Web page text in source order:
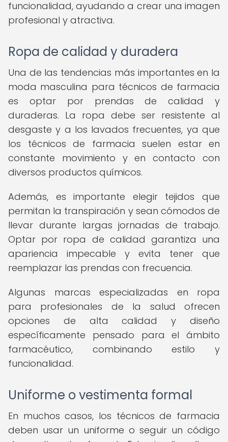
funcionalidad, ayudando a crear una imagen
profesional y atractiva.
Ropa de calidad y duradera
Una de las tendencias más importantes en la
moda masculina para técnicos de farmacia
es optar por prendas de calidad y
duraderas. La ropa debe ser resistente al
desgaste y a los lavados frecuentes, ya que
los técnicos de farmacia suelen estar en
constante movimiento y en contacto con
diversos productos químicos.
Además, es importante elegir tejidos que
permitan la transpiración y sean cómodos de
llevar durante largas jornadas de trabajo.
Optar por ropa de calidad garantiza una
apariencia impecable y evita tener que
reemplazar las prendas con frecuencia.
Algunas marcas especializadas en ropa
para profesionales de la salud ofrecen
opciones de alta calidad y diseño
específicamente pensado para el ámbito
farmacéutico, combinando estilo y
funcionalidad.
Uniforme o vestimenta formal
En muchos casos, los técnicos de farmacia
deben usar un uniforme o seguir un código